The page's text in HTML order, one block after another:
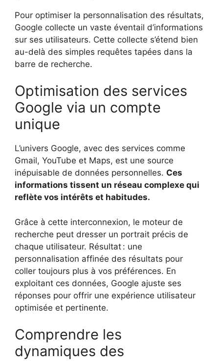
Pour optimiser la personnalisation des résultats,
Google collecte un vaste éventail d’informations
sur ses utilisateurs. Cette collecte s’étend bien
au-delà des simples requêtes tapées dans la
barre de recherche.
Optimisation des services
Google via un compte
unique
L’univers Google, avec des services comme
Gmail, YouTube et Maps, est une source
inépuisable de données personnelles. Ces
informations tissent un réseau complexe qui
reflète vos intérêts et habitudes.
Grâce à cette interconnexion, le moteur de
recherche peut dresser un portrait précis de
chaque utilisateur. Résultat : une
personnalisation affinée des résultats pour
coller toujours plus à vos préférences. En
exploitant ces données, Google ajuste ses
réponses pour offrir une expérience utilisateur
optimisée et pertinente.
Comprendre les
dynamiques des